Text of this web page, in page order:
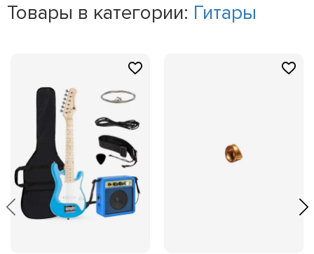
Товары в категории: Гитары